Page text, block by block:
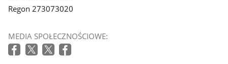
Regon 273073020
MEDIA SPOŁECZNOŚCIOWE: